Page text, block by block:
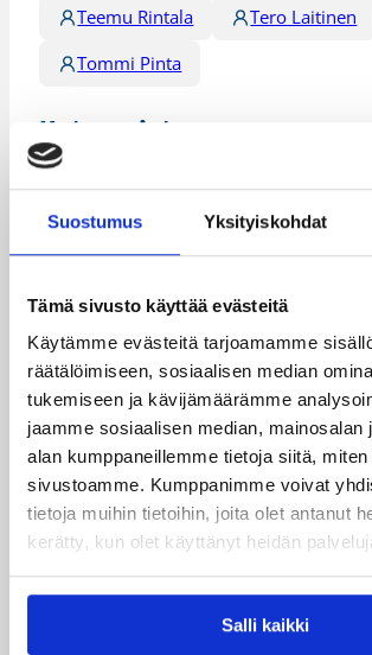
Suostumus Yksityiskohdat
Tämä sivusto käyttää evästeitä
Käytämme evästeitä tarjoamamme
räätälöimiseen, sosiaalisen median
tukemiseen ja kävijämäärämme
jaamme sosiaalisen median, mainosalan
alan kumppaneillemme tietoja siitä,
sivustoamme. Kumppanimme voivat
tietoja muihin tietoihin, joita olet antanut
kerätty, kun olet käyttänyt heidän
Salli kaikki
Teemu Rintala
Tero Laitinen
Tommi Pinta
Kategoriat
Katso myös